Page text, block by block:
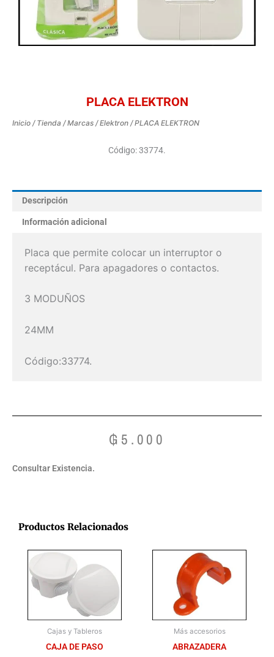
PLACA ELEKTRON
Inicio / Tienda /Marcas /Elektron / PLACA ELEKTRON
Código: 33774.
Descripción
Información adicional
Placa que permite colocar un interruptor o
receptácul. Para apagadores o contactos.
3 MODUÑOS
24MM
Código:33774.
₲ 5.000
Consultar Existencia.
Productos Relacionados
Cajas y Tableros
CAJA DE PASO
Más accesorios
ABRAZADERA